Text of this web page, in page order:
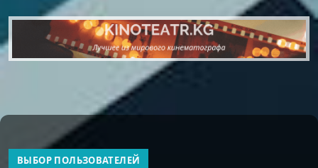
ВЫБОР ПОЛЬЗОВАТЕЛЕЙ